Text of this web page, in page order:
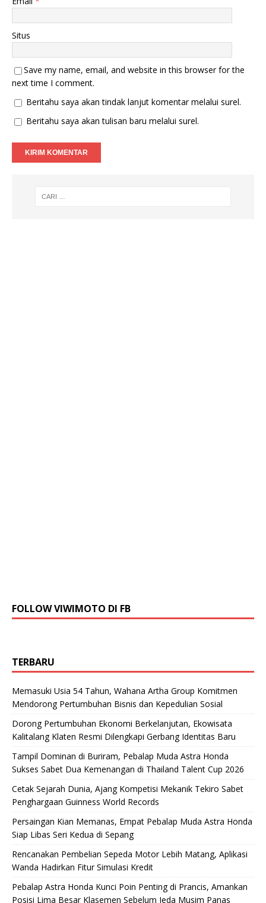
Situs
Save my name, email, and website in this browser for the
next time I comment.
Beritahu saya akan tindak lanjut komentar melalui surel.
Beritahu saya akan tulisan baru melalui surel.
FOLLOW VIWIMOTO DI FB
TERBARU
Memasuki Usia 54 Tahun, Wahana Artha Group Komitmen
Mendorong Pertumbuhan Bisnis dan Kepedulian Sosial
Dorong Pertumbuhan Ekonomi Berkelanjutan, Ekowisata
Kalitalang Klaten Resmi Dilengkapi Gerbang Identitas Baru
Tampil Dominan di Buriram, Pebalap Muda Astra Honda
Sukses Sabet Dua Kemenangan di Thailand Talent Cup 2026
Cetak Sejarah Dunia, Ajang Kompetisi Mekanik Tekiro Sabet
Penghargaan Guinness World Records
Persaingan Kian Memanas, Empat Pebalap Muda Astra Honda
Siap Libas Seri Kedua di Sepang
Rencanakan Pembelian Sepeda Motor Lebih Matang, Aplikasi
Wanda Hadirkan Fitur Simulasi Kredit
Pebalap Astra Honda Kunci Poin Penting di Prancis, Amankan
Posisi Lima Besar Klasemen Sebelum Jeda Musim Panas